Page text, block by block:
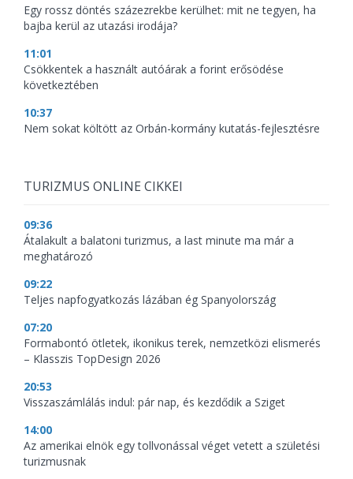
Egy rossz döntés százezrekbe kerülhet: mit ne tegyen, ha
bajba kerül az utazási irodája?
11:01
Csökkentek a használt autóárak a forint erősödése
következtében
10:37
Nem sokat költött az Orbán-kormány kutatás-fejlesztésre
TURIZMUS ONLINE CIKKEI
09:36
Átalakult a balatoni turizmus, a last minute ma már a
meghatározó
09:22
Teljes napfogyatkozás lázában ég Spanyolország
07:20
Formabontó ötletek, ikonikus terek, nemzetközi elismerés
– Klasszis TopDesign 2026
20:53
Visszaszámlálás indul: pár nap, és kezdődik a Sziget
14:00
Az amerikai elnök egy tollvonással véget vetett a születési
turizmusnak